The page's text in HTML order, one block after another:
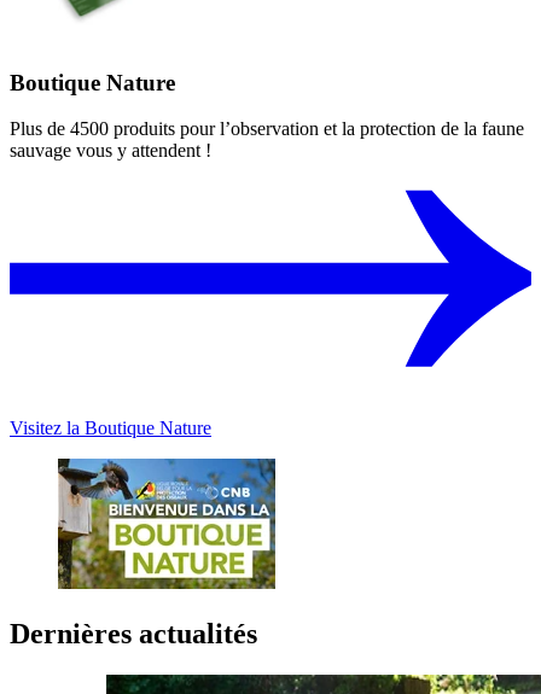
Boutique Nature
Plus de 4500 produits pour l’observation et la protection de la faune
sauvage vous y attendent !
Visitez la Boutique Nature
Dernières actualités